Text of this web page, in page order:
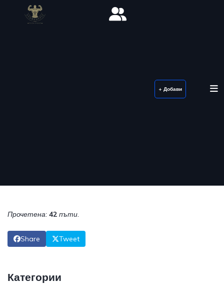
+ Добави
Прочетена: 42 пъти.
Share Tweet
Категории